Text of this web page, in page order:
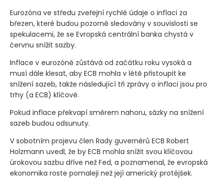
Eurozóna ve středu zveřejní rychlé údaje o inflaci za
březen, které budou pozorně sledovány v souvislosti se
spekulacemi, že se Evropská centrální banka chystá v
červnu snížit sazby.
Inflace v eurozóně zůstává od začátku roku vysoká a
musí dále klesat, aby ECB mohla v létě přistoupit ke
snížení sazeb, takže následující tři zprávy o inflaci jsou pro
trhy (a ECB) klíčové.
Pokud inflace překvapí směrem nahoru, sázky na snížení
sazeb budou odsunuty.
V sobotním projevu člen Rady guvernérů ECB Robert
Holzmann uvedl, že by ECB mohla snížit svou klíčovou
úrokovou sazbu dříve než Fed, a poznamenal, že evropská
ekonomika roste pomaleji než její americký protějšek.